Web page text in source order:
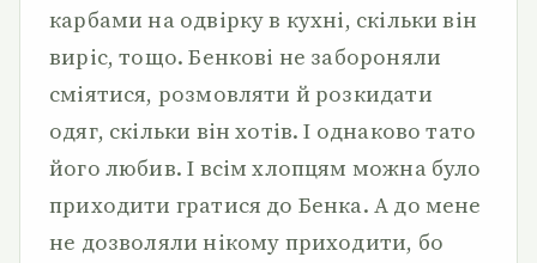
карбами на одвірку в кухні, скільки він
виріс, тощо. Бенкові не забороняли
сміятися, розмовляти й розкидати
одяг, скільки він хотів. І однаково тато
його любив. І всім хлопцям можна було
приходити гратися до Бенка. А до мене
не дозволяли нікому приходити, бо